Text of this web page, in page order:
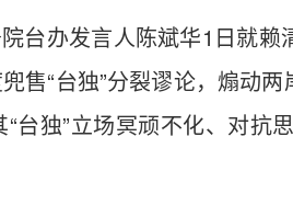
台办发言人陈斌华1日就赖
“台独”分裂谬论，煽动两
台独”立场冥顽不化、对抗